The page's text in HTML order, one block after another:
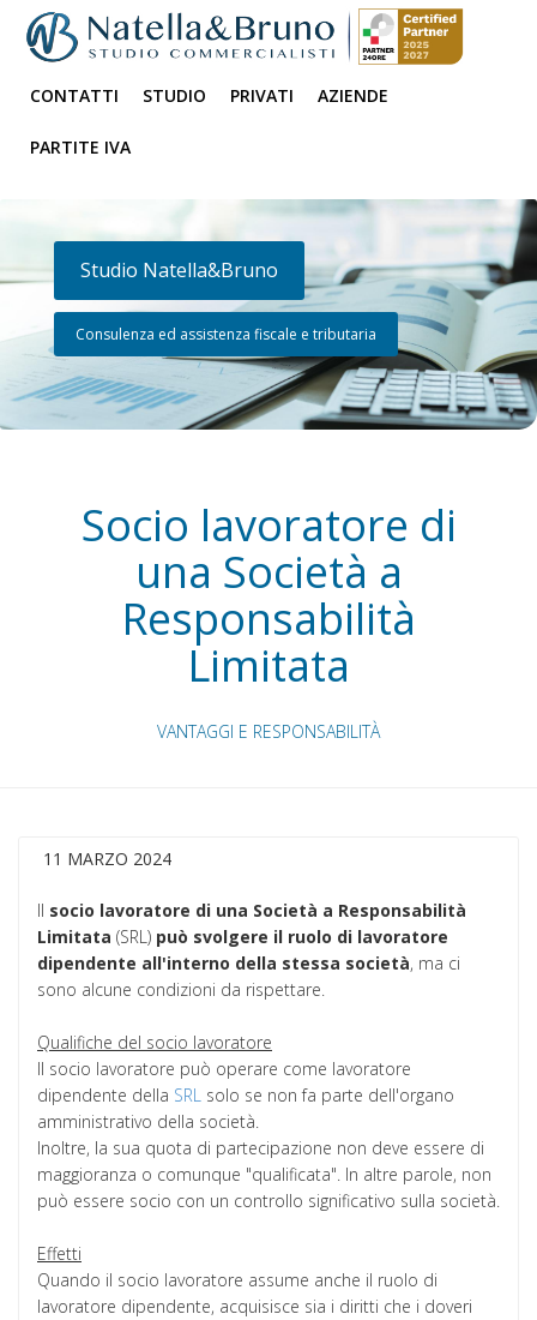
CONTATTI STUDIO PRIVATI AZIENDE
PARTITE IVA
Studio Natella&Bruno
Consulenza ed assistenza fiscale e tributaria
Socio lavoratore di
una Società a
Responsabilità
Limitata
VANTAGGI E RESPONSABILITÀ
11 MARZO 2024
Il socio lavoratore di una Società a Responsabilità
Limitata (SRL) può svolgere il ruolo di lavoratore
dipendente all'interno della stessa società, ma ci
sono alcune condizioni da rispettare.
Qualifiche del socio lavoratore
Il socio lavoratore può operare come lavoratore
dipendente della SRL solo se non fa parte dell'organo
amministrativo della società.
Inoltre, la sua quota di partecipazione non deve essere di
maggioranza o comunque "qualificata". In altre parole, non
può essere socio con un controllo significativo sulla società.
Effetti
Quando il socio lavoratore assume anche il ruolo di
lavoratore dipendente, acquisisce sia i diritti che i doveri